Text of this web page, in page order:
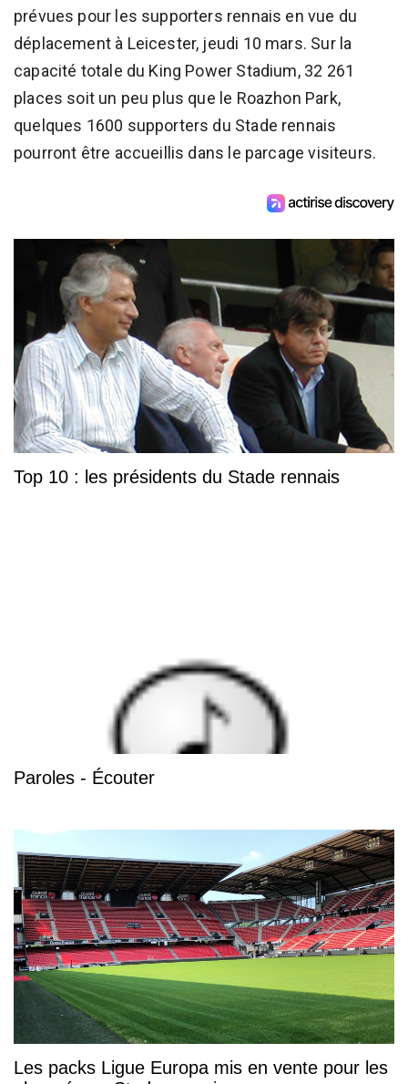
prévues pour les supporters rennais en vue du
déplacement à Leicester, jeudi 10 mars. Sur la
capacité totale du King Power Stadium, 32 261
places soit un peu plus que le Roazhon Park,
quelques 1600 supporters du Stade rennais
pourront être accueillis dans le parcage visiteurs.
Top 10 : les présidents du Stade rennais
Paroles - Écouter
Les packs Ligue Europa mis en vente pour les